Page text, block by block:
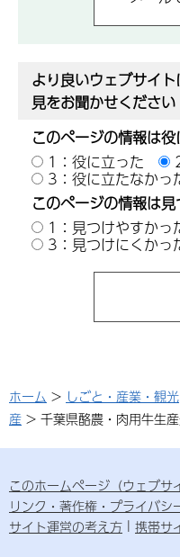
より良いウェブサイ
見をお聞かせください
このページの情報は
1：役に立った
3：役に立たなかっ
このページの情報は
1：見つけやすかっ
3：見つけにくかっ
ホーム > しごと・産業・観光
産 > 千葉県酪農・肉用牛生
このホームページ（ウェブサ
リンク・著作権・プライバシ
サイト運営の考え方
携帯サ